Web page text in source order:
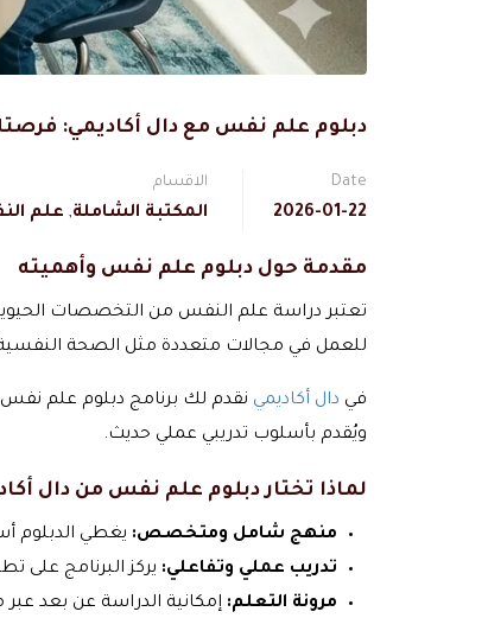
دبلوم علم نفس مع دال أكاديمي:
Date
2026-01-22
الاقسام
المكتبة الشاملة, علم
مقدمة حول دبلوم علم نفس وأهميته
تعتبر دراسة علم النفس من التخصصات
للعمل في مجالات متعددة مثل الصحة النفسية،
في دال أكاديمي نقدم لك برنامج دبلوم علم
ويُقدم بأسلوب تدريبي عملي حديث.
لماذا تختار دبلوم علم نفس من دال
منهج شامل ومتخصص: يغطي الدبلوم
تدريب عملي وتفاعلي: يركز البرنامج على
مرونة التعلم: إمكانية الدراسة عن بعد